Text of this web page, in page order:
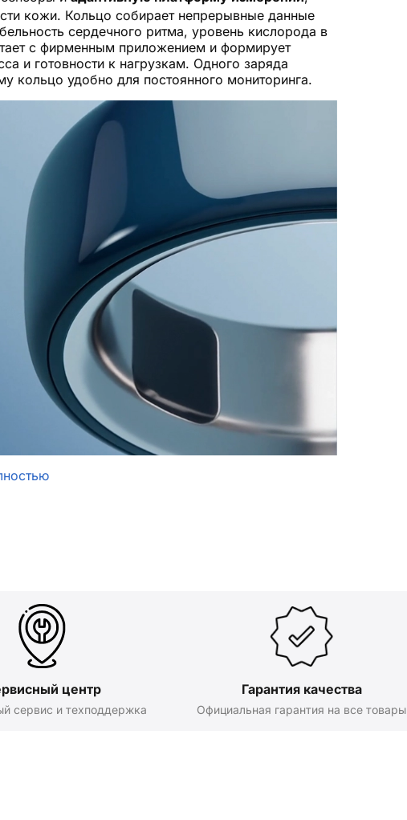
кожи. Кольцо собирает непрерывные данные
сердечного ритма, уровень кислорода в
с фирменным приложением и формирует
и готовности к нагрузкам. Одного заряда
кольцо удобно для постоянного мониторинга.
центр
сервис и техподдержка
Гарантия качества
Официальная гарантия на все товары